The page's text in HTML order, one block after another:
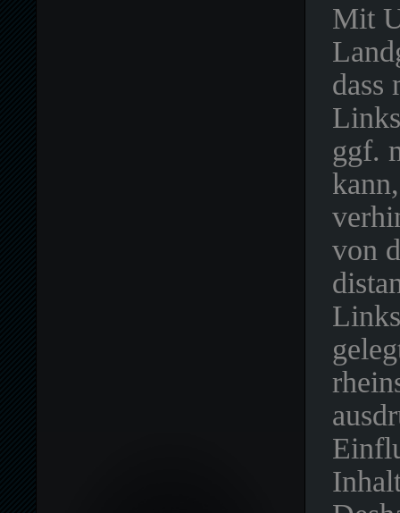
Mit
dass
ggf.
von